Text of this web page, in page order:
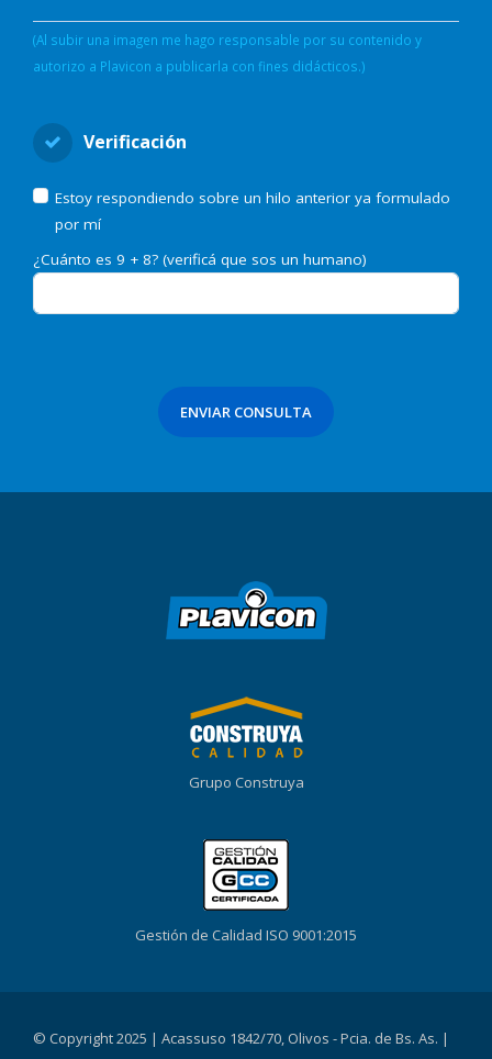
(Al subir una imagen me hago responsable por su contenido y
autorizo a Plavicon a publicarla con fines didácticos.)
Verificación
Estoy respondiendo sobre un hilo anterior ya formulado
por mí
¿Cuánto es 9 + 8? (verificá que sos un humano)
ENVIAR CONSULTA
Grupo Construya
Gestión de Calidad ISO 9001:2015
© Copyright 2025 | Acassuso 1842/70, Olivos - Pcia. de Bs. As. |